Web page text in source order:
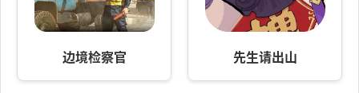
边境检察官 先生请出山